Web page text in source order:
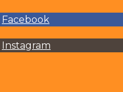
Facebook
Instagram